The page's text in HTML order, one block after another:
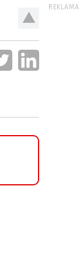
REKLAMA